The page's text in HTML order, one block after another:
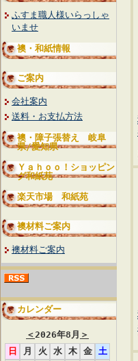
ふすま職人様いらっしゃ
いませ
襖・和紙情報
ご案内
会社案内
送料・お支払方法
襖・障子張替え 岐阜
県/愛知県
Ｙａｈｏｏ！ショッピン
グ和紙苑
楽天市場 和紙苑
襖材料ご案内
襖材料ご案内
カレンダー
＜2026年8月 ＞
日
月 火 水 木 金 土